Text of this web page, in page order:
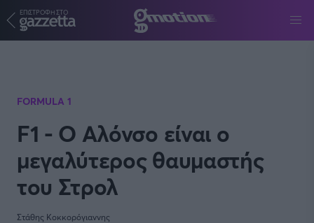
ΕΠΙΣΤΡΟΦΗ ΣΤΟ
FORMULA 1
F1 - Ο Αλόνσο είναι ο
μεγαλύτερος θαυμαστής
του Στρολ
Στάθης Κοκκορόγιαννης